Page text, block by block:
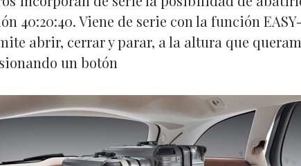
40:20:40. Viene de serie con la función EASY-
abrir, cerrar y parar, a la altura que
un botón